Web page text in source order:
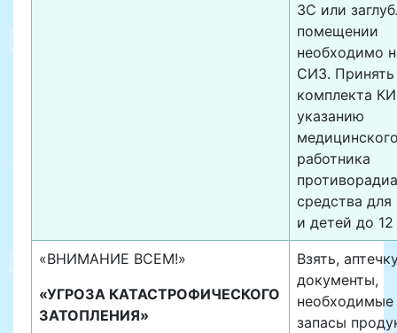
ЗС или
помещении
необходимо
СИЗ. Принять
комплекта
указанию
работника
средства
и детей до 12
«ВНИМАНИЕ ВСЕМ!»
«УГРОЗА КАТАСТРОФИЧЕСКОГО
ЗАТОПЛЕНИЯ»
Взять,
документы,
запасы